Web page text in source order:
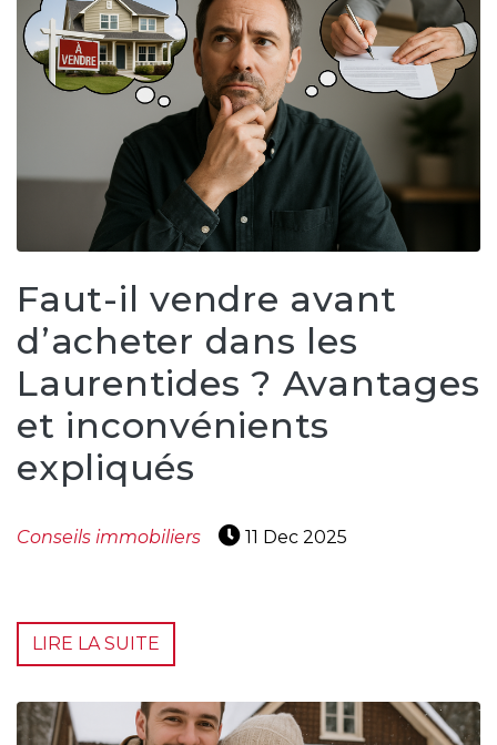
Faut-il vendre avant
d’acheter dans les
Laurentides ? Avantages
et inconvénients
expliqués
Conseils immobiliers 11 Dec 2025
LIRE LA SUITE